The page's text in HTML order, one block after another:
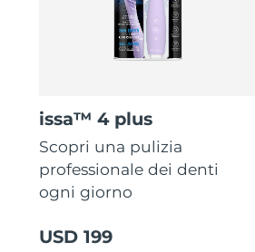
issa™ 4 plus
Scopri una pulizia
professionale dei denti
ogni giorno
USD 199